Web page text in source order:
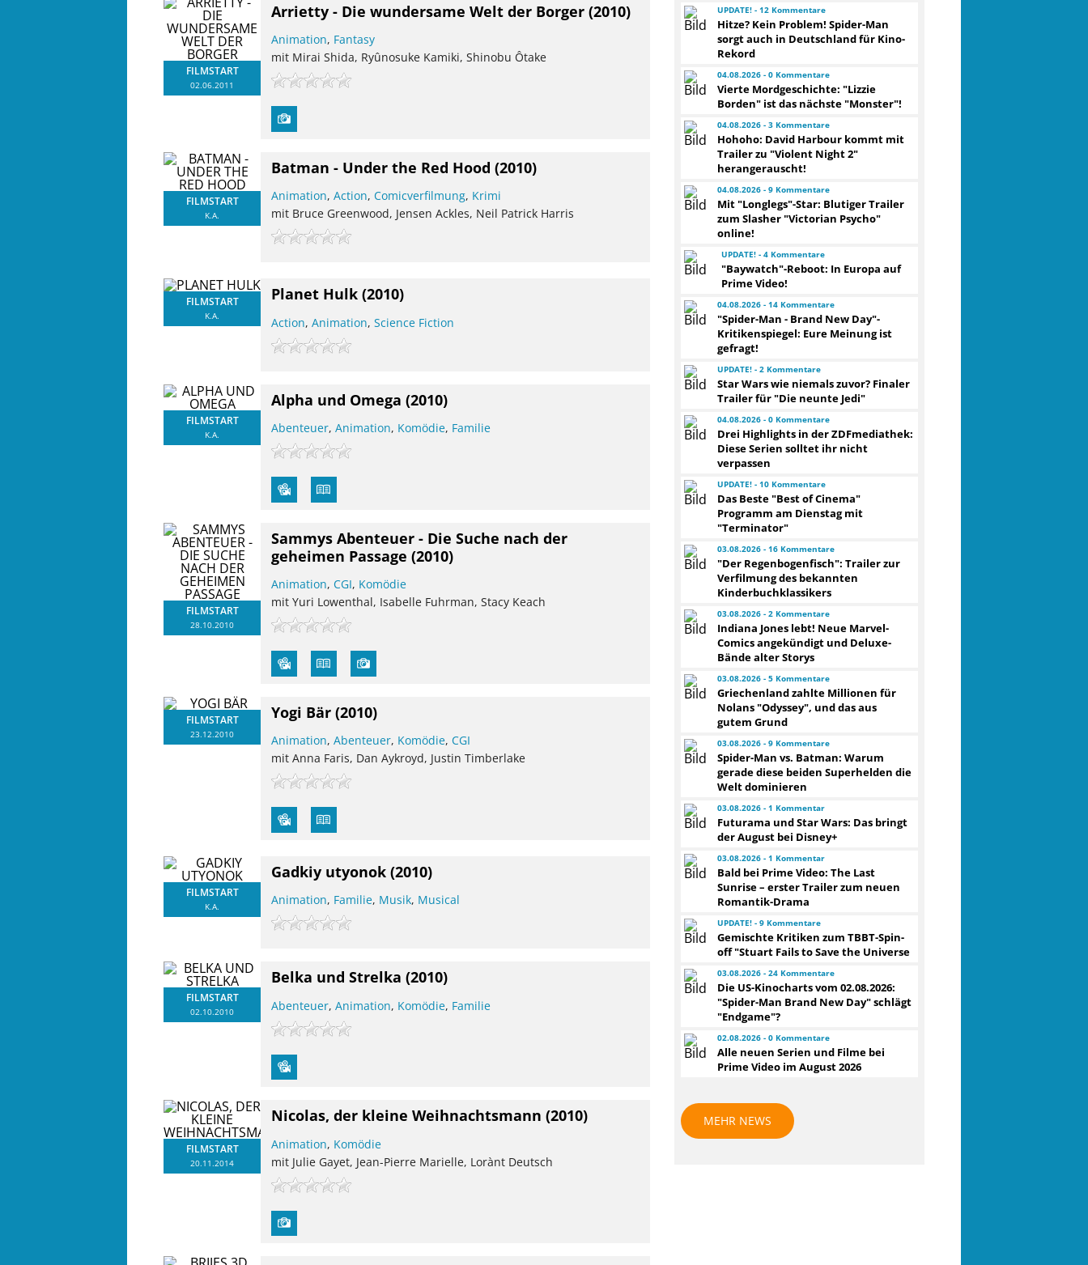
FILMSTART
02.06.2011
Arrietty - Die wundersame Welt der Borger (2010)
Animation, Fantasy
mit Mirai Shida, Ryûnosuke Kamiki, Shinobu Ôtake
FILMSTART
K.A.
Batman - Under the Red Hood (2010)
Animation,Action,Comicverfilmung, Krimi
mit Bruce Greenwood, Jensen Ackles, Neil Patrick Harris
FILMSTART
K.A.
Planet Hulk (2010)
Action,Animation,Science Fiction
FILMSTART
K.A.
Alpha und Omega (2010)
Abenteuer,Animation, Komödie, Familie
FILMSTART
28.10.2010
Sammys Abenteuer - Die Suche nach der
geheimen Passage (2010)
Animation,CGI, Komödie
mit Yuri Lowenthal, Isabelle Fuhrman, Stacy Keach
FILMSTART
23.12.2010
Yogi Bär (2010)
Animation,Abenteuer, Komödie,CGI
mit Anna Faris, Dan Aykroyd, Justin Timberlake
FILMSTART
K.A.
Gadkiy utyonok (2010)
Animation, Familie, Musik, Musical
FILMSTART
02.10.2010
Belka und Strelka (2010)
Abenteuer,Animation, Komödie, Familie
FILMSTART
20.11.2014
Nicolas, der kleine Weihnachtsmann (2010)
Animation, Komödie
mit Julie Gayet, Jean-Pierre Marielle, Lorànt Deutsch
UPDATE! - 12 Kommentare
Hitze? Kein Problem! Spider-Man
sorgt auch in Deutschland für Kino-
Rekord
04.08.2026 - 0 Kommentare
Vierte Mordgeschichte: "Lizzie
Borden" ist das nächste "Monster"!
04.08.2026 - 3 Kommentare
Hohoho: David Harbour kommt mit
Trailer zu "Violent Night 2"
herangerauscht!
04.08.2026 - 9 Kommentare
Mit "Longlegs"-Star: Blutiger Trailer
zum Slasher "Victorian Psycho"
online!
UPDATE! - 4 Kommentare
"Baywatch"-Reboot: In Europa auf
Prime Video!
04.08.2026 - 14 Kommentare
"Spider-Man - Brand New Day"-
Kritikenspiegel: Eure Meinung ist
gefragt!
UPDATE! - 2 Kommentare
Star Wars wie niemals zuvor? Finaler
Trailer für "Die neunte Jedi"
04.08.2026 - 0 Kommentare
Drei Highlights in der ZDFmediathek:
Diese Serien solltet ihr nicht
verpassen
UPDATE! - 10 Kommentare
Das Beste "Best of Cinema"
Programm am Dienstag mit
"Terminator"
03.08.2026 - 16 Kommentare
"Der Regenbogenfisch": Trailer zur
Verfilmung des bekannten
Kinderbuchklassikers
03.08.2026 - 2 Kommentare
Indiana Jones lebt! Neue Marvel-
Comics angekündigt und Deluxe-
Bände alter Storys
03.08.2026 - 5 Kommentare
Griechenland zahlte Millionen für
Nolans "Odyssey", und das aus
gutem Grund
03.08.2026 - 9 Kommentare
Spider-Man vs. Batman: Warum
gerade diese beiden Superhelden die
Welt dominieren
03.08.2026 - 1 Kommentar
Futurama und Star Wars: Das bringt
der August bei Disney+
03.08.2026 - 1 Kommentar
Bald bei Prime Video: The Last
Sunrise – erster Trailer zum neuen
Romantik-Drama
UPDATE! - 9 Kommentare
Gemischte Kritiken zum TBBT-Spin-
off "Stuart Fails to Save the Universe
03.08.2026 - 24 Kommentare
Die US-Kinocharts vom 02.08.2026:
"Spider-Man Brand New Day" schlägt
"Endgame"?
02.08.2026 - 0 Kommentare
Alle neuen Serien und Filme bei
Prime Video im August 2026
MEHR NEWS